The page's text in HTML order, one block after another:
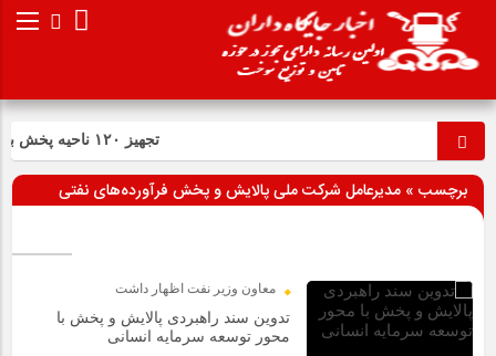
تجهیز ۱۲۰ ناحیه پخش به فرایند صدور آنی کارت سوخت
برچسب » مدیرعامل شرکت ملی پالایش و پخش فرآورده‌های نفتی
ایران
معاون وزیر نفت اظهار داشت
تدوین سند راهبردی پالایش و پخش با
محور توسعه سرمایه انسانی